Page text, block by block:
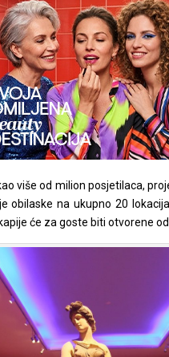
više od milion posjetilaca,
obilaske na ukupno 20
će za goste biti otvorene